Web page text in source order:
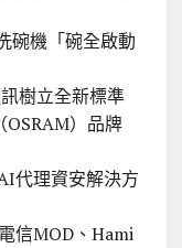
碗機「碗全啟動
樹立全新標準
）品牌
代理資安解決方
信MOD、Hami